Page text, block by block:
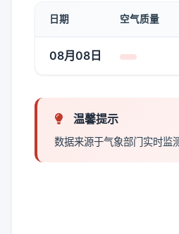
日期 空气质量
08月08日
温馨提示
数据来源于气象部门实时监